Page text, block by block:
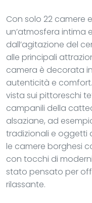
Con solo 22 camere
un’atmosfera intima
dall’agitazione del
alle principali
camera è decorata
autenticità e
vista sui pittoreschi
campanili della
alsaziane, ad
tradizionali e oggetti
le camere borghesi
con tocchi di
stato pensato per
rilassante.